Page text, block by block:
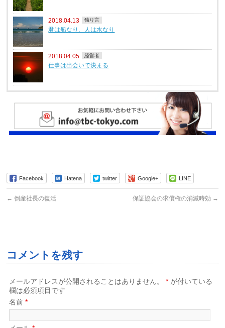
2018.04.13 独り言
君は船なり、人は水なり
2018.04.05 経営者
仕事は出会いで決まる
Facebook Hatena twitter Google+ LINE
← 倒産社長の復活 保証協会の求償権の消滅時効 →
コメントを残す
メールアドレスが公開されることはありません。 * が付いている
欄は必須項目です
名前*